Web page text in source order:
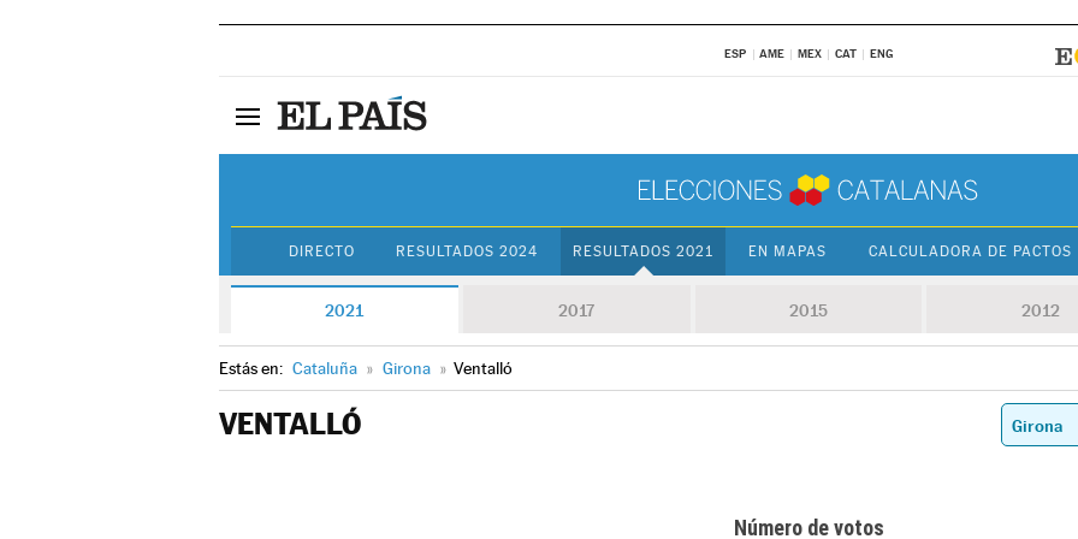
ESP AME MEX CAT ENG
DIRECTO RESULTADOS 2024 RESULTADOS 2021 EN MAPAS CALCULADORA DE PACTOS
2021 2017 2015 2012
Estás en: Cataluña » Girona » Ventalló
VENTALLÓ
Número de votos